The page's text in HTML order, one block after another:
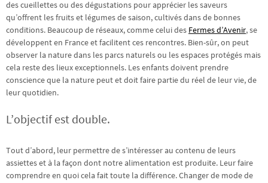
des cueillettes ou des dégustations pour apprécier les saveurs
qu’offrent les fruits et légumes de saison, cultivés dans de bonnes
conditions. Beaucoup de réseaux, comme celui des Fermes d’Avenir, se
développent en France et facilitent ces rencontres. Bien-sûr, on peut
observer la nature dans les parcs naturels ou les espaces protégés mais
cela reste des lieux exceptionnels. Les enfants doivent prendre
conscience que la nature peut et doit faire partie du réel de leur vie, de
leur quotidien.
L’objectif est double.
Tout d’abord, leur permettre de s’intéresser au contenu de leurs
assiettes et à la façon dont notre alimentation est produite. Leur faire
comprendre en quoi cela fait toute la différence. Changer de mode de